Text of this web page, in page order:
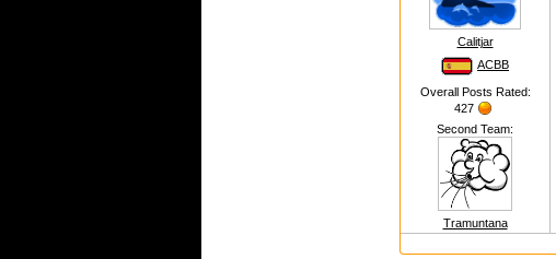
Calitjar
ACBB
Overall Posts Rated:
427
Second Team:
Tramuntana